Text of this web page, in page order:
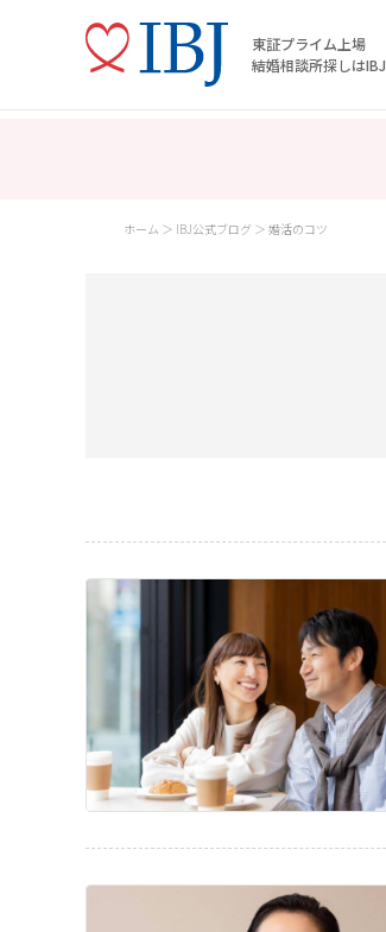
東証プライム上場
結婚相談所探しはIBJ
ホーム IBJ公式ブログ 婚活のコツ